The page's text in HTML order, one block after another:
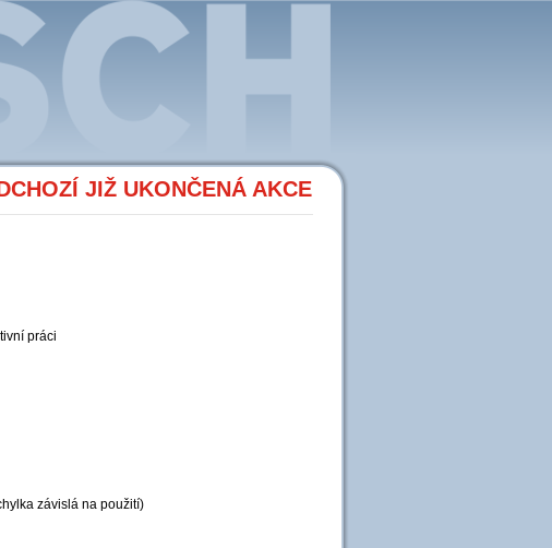
JIŽ UKONČENÁ AKCE
práci
závislá na použití)